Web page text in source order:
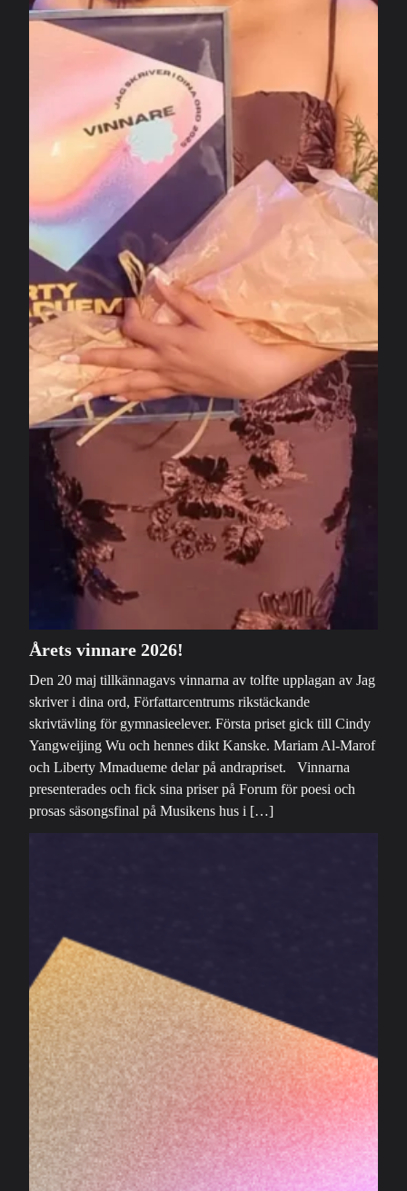
Årets vinnare 2026!
Den 20 maj tillkännagavs vinnarna av tolfte upplagan av Jag
skriver i dina ord, Författarcentrums rikstäckande
skrivtävling för gymnasieelever. Första priset gick till Cindy
Yangweijing Wu och hennes dikt Kanske. Mariam Al-Marof
och Liberty Mmadueme delar på andrapriset. Vinnarna
presenterades och fick sina priser på Forum för poesi och
prosas säsongsfinal på Musikens hus i […]